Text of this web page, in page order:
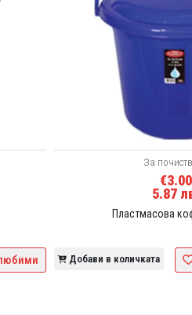
За
€3.00
5.87
Пластмасова
Добави в количката